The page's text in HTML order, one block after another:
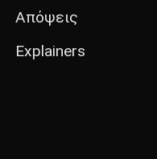
Απόψεις
Explainers